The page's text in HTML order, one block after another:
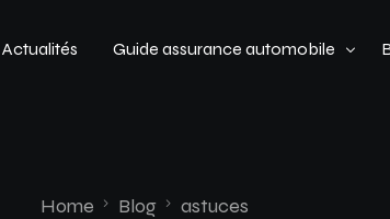
Actualités Guide assurance automobile
Profil de conducteur
Home Blog astuces